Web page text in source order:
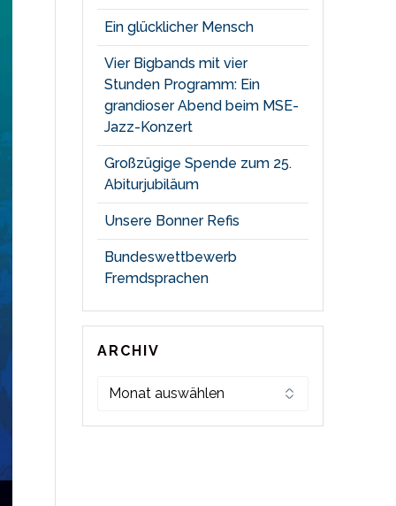
Ein glücklicher Mensch
Vier Bigbands mit vier
Stunden Programm: Ein
grandioser Abend beim MSE-
Jazz-Konzert
Großzügige Spende zum 25.
Abiturjubiläum
Unsere Bonner Refis
Bundeswettbewerb
Fremdsprachen
ARCHIV
Archiv